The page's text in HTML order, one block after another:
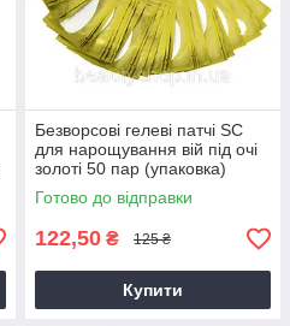
Безворсові гелеві патчі SC
для нарощування вій під очі
золоті 50 пар (упаковка)
Готово до відправки
122,50 ₴ 125 ₴
Купити